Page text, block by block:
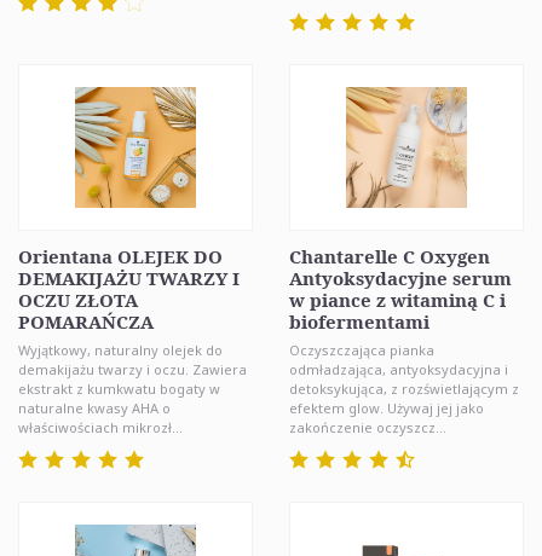
Orientana OLEJEK DO
DEMAKIJAŻU TWARZY I
OCZU ZŁOTA
POMARAŃCZA
Wyjątkowy, naturalny olejek do
demakijażu twarzy i oczu. Zawiera
ekstrakt z kumkwatu bogaty w
naturalne kwasy AHA o
właściwościach mikrozł...
Chantarelle C Oxygen
Antyoksydacyjne serum
w piance z witaminą C i
biofermentami
Oczyszczająca pianka
odmładzająca, antyoksydacyjna i
detoksykująca, z rozświetlającym z
efektem glow. Używaj jej jako
zakończenie oczyszcz...